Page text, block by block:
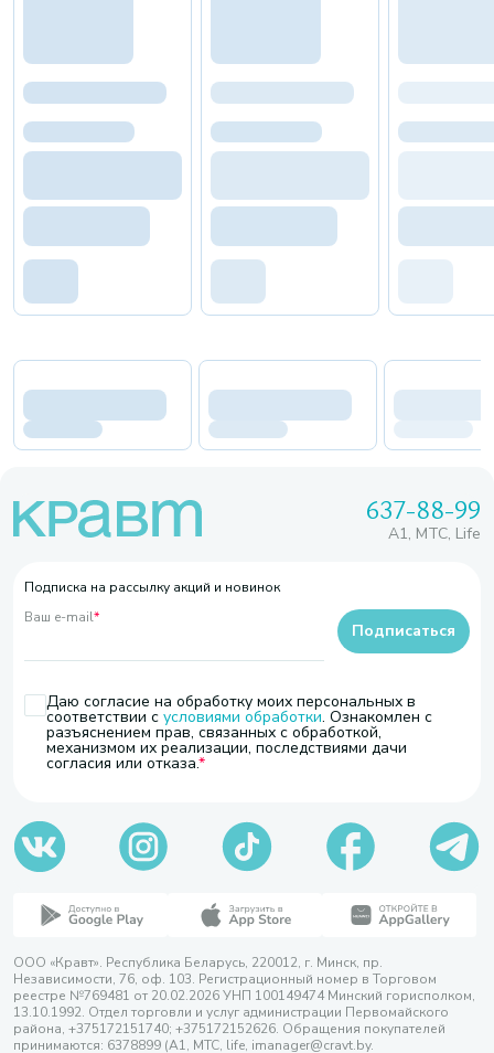
637-88-99
A1, МТС, Life
Подписка на рассылку акций и новинок
Ваш e-mail*
Даю согласие на обработку моих персональных в
соответствии с условиями обработки. Ознакомлен с
разъяснением прав, связанных с обработкой,
механизмом их реализации, последствиями дачи
согласия или отказа.
Подписаться
ООО «Кравт». Республика Беларусь, 220012, г. Минск, пр.
Независимости, 76, оф. 103. Регистрационный номер в Торговом
реестре №769481 от 20.02.2026 УНП 100149474 Минский горисполком,
13.10.1992. Отдел торговли и услуг администрации Первомайского
района, +375172151740; +375172152626. Обращения покупателей
принимаются: 6378899 (А1, МТС, life, imanager@cravt.by.